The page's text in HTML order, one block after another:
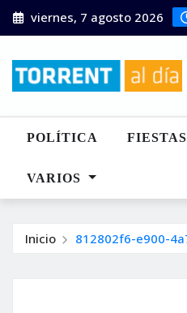
Saltar
al
viernes, 7 agosto 2026
POLÍTICA FIESTAS
VARIOS
Inicio 812802f6-e900-